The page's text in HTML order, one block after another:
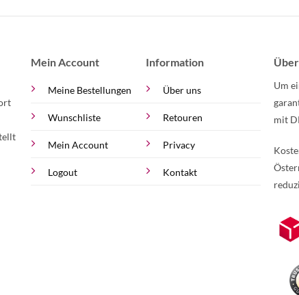
Mein Account
Meine Bestellungen
Wunschliste
Mein Account
Logout
Information
Über uns
Retouren
Privacy
Kontakt
Um
mit